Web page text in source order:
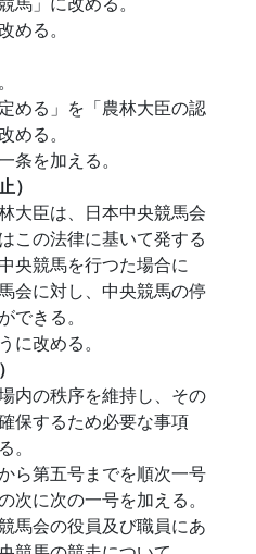
める。
める」を「農林大臣の認
める。
条を加える。
）
大臣は、日本中央競馬会
この法律に基いて発する
央競馬を行つた場合に
会に対し、中央競馬の停
できる。
に改める。
内の秩序を維持し、その
保するため必要な事項
。
ら第五号までを順次一号
次に次の一号を加える。
馬会の役員及び職員にあ